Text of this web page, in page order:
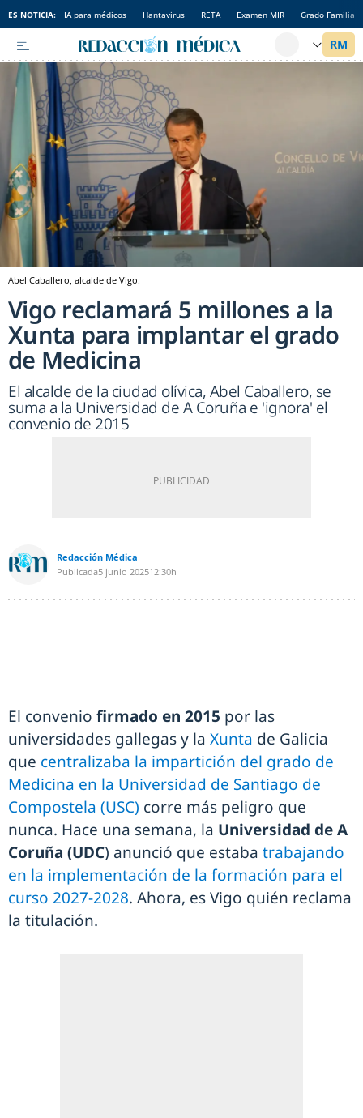
ES NOTICIA: IA para médicos Hantavirus RETA Examen MIR Grado Familia
Abel Caballero, alcalde de Vigo.
Vigo reclamará 5 millones a la
Xunta para implantar el grado
de Medicina
El alcalde de la ciudad olívica, Abel Caballero, se
suma a la Universidad de A Coruña e 'ignora' el
convenio de 2015
Redacción Médica
Publicada5 junio 202512:30h
El convenio firmado en 2015 por las
universidades gallegas y la Xunta de Galicia
que centralizaba la impartición del grado de
Medicina en la Universidad de Santiago de
Compostela (USC) corre más peligro que
nunca. Hace una semana, la Universidad de A
Coruña (UDC) anunció que estaba trabajando
en la implementación de la formación para el
curso 2027-2028. Ahora, es Vigo quién reclama
la titulación.